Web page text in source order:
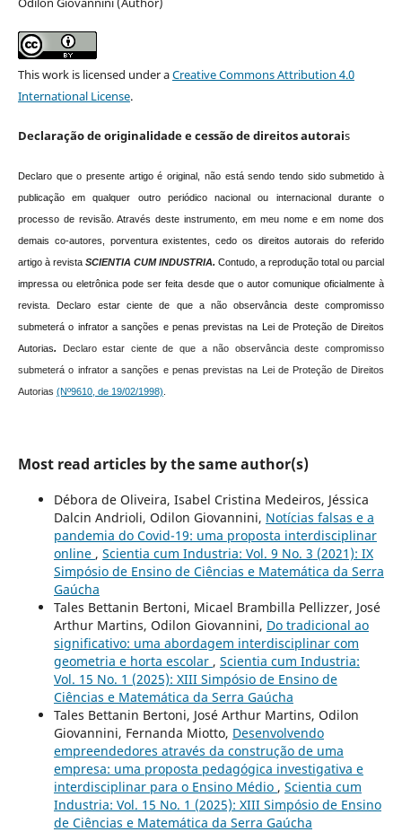
This work is licensed under aCreative Commons Attribution 4.0
International License.
Declaração de originalidade e cessão de direitos autorais
Declaro que o presente artigo é original, não está sendo tendo sido submetido à
publicação em qualquer outro periódico nacional ou internacional durante o
processo de revisão. Através deste instrumento, em meu nome e em nome dos
demais co-autores, porventura existentes, cedo os direitos autorais do referido
artigo à revista SCIENTIA CUM INDUSTRIA. Contudo, a reprodução total ou parcial
impressa ou eletrônica pode ser feita desde que o autor comunique oficialmente à
revista.
Declaro estar ciente de que a não observância deste compromisso
submeterá o infrator a sanções e penas previstas na Lei de Proteção de Direitos
Autorias.
Declaro estar ciente de que a não observância deste compromisso
submeterá o infrator a sanções e penas previstas na Lei de Proteção de Direitos
Autorias (Nº9610, de 19/02/1998)
Most read articles by the same author(s)
Débora de Oliveira, Isabel Cristina Medeiros, Jéssica
Dalcin Andrioli, Odilon Giovannini, Notícias falsas e a
pandemia do Covid-19: uma proposta interdisciplinar
online , Scientia cum Industria: Vol. 9 No. 3 (2021): IX
Simpósio de Ensino de Ciências e Matemática da Serra
Gaúcha
Tales Bettanin Bertoni, Micael Brambilla Pellizzer, José
Arthur Martins, Odilon Giovannini, Do tradicional ao
significativo: uma abordagem interdisciplinar com
geometria e horta escolar , Scientia cum Industria:
Vol. 15 No. 1 (2025): XIII Simpósio de Ensino de
Ciências e Matemática da Serra Gaúcha
Tales Bettanin Bertoni, José Arthur Martins, Odilon
Giovannini, Fernanda Miotto, Desenvolvendo
empreendedores através da construção de uma
empresa: uma proposta pedagógica investigativa e
interdisciplinar para o Ensino Médio , Scientia cum
Industria: Vol. 15 No. 1 (2025): XIII Simpósio de Ensino
de Ciências e Matemática da Serra Gaúcha